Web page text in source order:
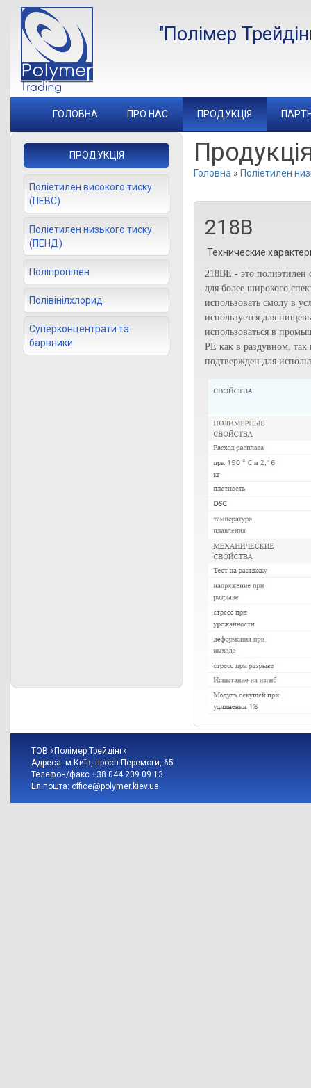
"Полімер
ГОЛОВНА ПРО НАС ПРОДУКЦIЯ
ПРОДУКЦІЯ
Поліетилен високого тиску
(ПЕВС)
Поліетилен низького тиску
(ПЕНД)
Поліпропілен
Полівінілхлорид
Суперконцентрати та
барвники
Головна » Поліетилен
218B
Технические
218BE - это полиэтилен
для более широкого
использовать смолу в
используется для
использоваться в
PE как в раздувном,
подтвержден для
ТОВ «Полімер Трейдінг»
Адреса: м.Київ, просп.Перемоги, 65
Телефон/факс +38 044 209 09 13
Ел.пошта: office@polymer.kiev.ua